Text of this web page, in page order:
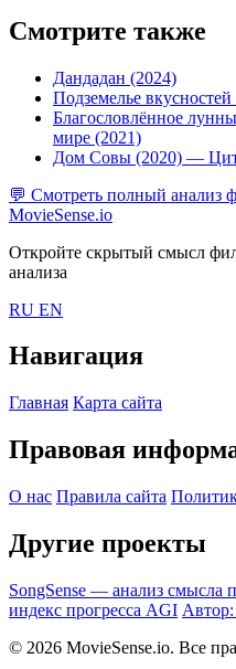
Смотрите также
Дандадан (2024)
Подземелье
Благословлённое
мире (2021)
Дом Совы (2020) —
💬 Смотреть полный анализ
MovieSense.io
Откройте скрытый смысл
анализа
RU EN
Навигация
Главная Карта сайта
Правовая
О нас Правила сайта
Другие проекты
SongSense — анализ смысла
индекс прогресса AGI
© 2026 MovieSense.io. Все